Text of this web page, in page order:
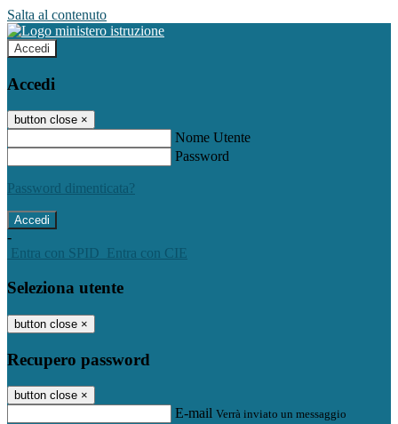
Salta al contenuto
Accedi
Accedi
button close ×
Nome Utente
Password
Password dimenticata?
-
Entra con SPID
Entra con CIE
Seleziona utente
button close ×
Recupero password
button close ×
E-mail Verrà inviato un messaggio